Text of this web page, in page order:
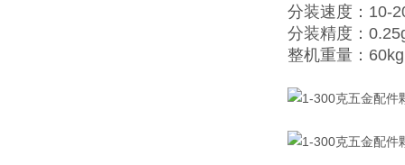
分装速度：10-
分装精度：
整机重量：60kg